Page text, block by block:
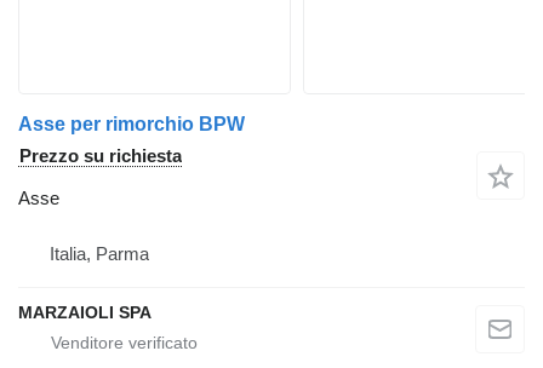
Asse per rimorchio BPW
Prezzo su richiesta
Asse
Italia, Parma
MARZAIOLI SPA